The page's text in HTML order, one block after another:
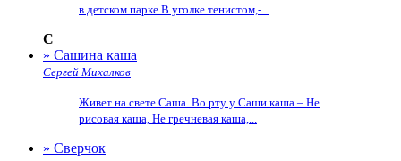
в детском парке В уголке тенистом,-...
С
» Сашина каша
Сергей Михалков
Живет на свете Саша. Во рту у Саши каша – Не
рисовая каша, Не гречневая каша,...
» Сверчок